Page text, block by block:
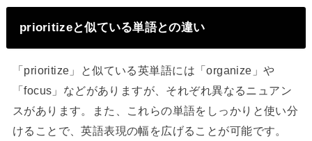
prioritizeと似ている単語との違い
「prioritize」と似ている英単語には「organize」や
「focus」などがありますが、それぞれ異なるニュアン
スがあります。また、これらの単語をしっかりと使い分
けることで、英語表現の幅を広げることが可能です。